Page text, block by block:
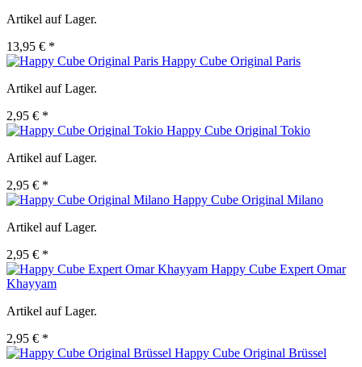
Artikel auf Lager.
13,95 € *
Happy Cube Original Paris
Artikel auf Lager.
2,95 € *
Happy Cube Original Tokio
Artikel auf Lager.
2,95 € *
Happy Cube Original Milano
Artikel auf Lager.
2,95 € *
Happy Cube Expert Omar
Khayyam
Artikel auf Lager.
2,95 € *
Happy Cube Original Brüssel